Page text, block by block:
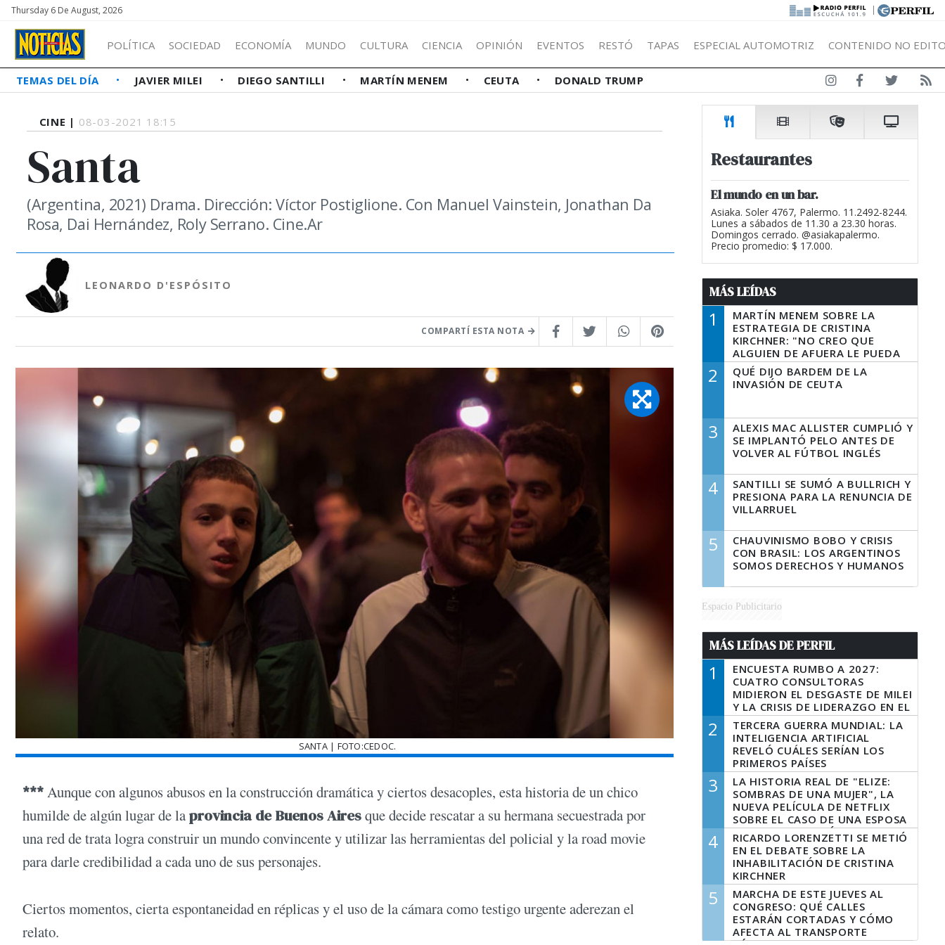
Thursday 6 De August, 2026 |
POLÍTICA SOCIEDAD ECONOMÍA MUNDO CULTURA CIENCIA OPINIÓN EVENTOS RESTÓ TAPAS ESPECIAL AUTOMOTRIZ CONTENIDO NO
TEMAS DEL DÍA JAVIER MILEI DIEGO SANTILLI MARTÍN MENEM CEUTA DONALD TRUMP
CINE | 08-03-2021 18:15
Santa
(Argentina, 2021) Drama. Dirección: Víctor Postiglione. Con Manuel Vainstein, Jonathan Da
Rosa, Dai Hernández, Roly Serrano. Cine.Ar
LEONARDO D'ESPÓSITO
COMPARTÍ ESTA NOTA
SANTA | FOTO:CEDOC.
***Aunque con algunos abusos en la construcción dramática y ciertos desacoples, esta historia de un chico
humilde de algún lugar de laprovincia de Buenos Airesque decide rescatar a su hermana secuestrada por
una red de trata logra construir un mundo convincente y utilizar las herramientas del policial y la road movie
para darle credibilidad a cada uno de sus personajes.
Ciertos momentos, cierta espontaneidad en réplicas y el uso de la cámara como testigo urgente aderezan el
relato.
Restaurantes
El mundo en un bar.
Asiaka. Soler 4767, Palermo. 11.2492-8244.
Lunes a sábados de 11.30 a 23.30 horas.
Domingos cerrado. @asiakapalermo.
Precio promedio: $ 17.000.
MÁS LEÍDAS
1
MARTÍN MENEM SOBRE LA
ESTRATEGIA DE CRISTINA
KIRCHNER: "NO CREO QUE
ALGUIEN DE AFUERA LE PUEDA
DECIR A LA JUSTICIA LO QUE
TIENE QUE HACER"
2
QUÉ DIJO BARDEM DE LA
INVASIÓN DE CEUTA
3
ALEXIS MAC ALLISTER CUMPLIÓ Y
SE IMPLANTÓ PELO ANTES DE
VOLVER AL FÚTBOL INGLÉS
4
SANTILLI SE SUMÓ A BULLRICH Y
PRESIONA PARA LA RENUNCIA DE
VILLARRUEL
5
CHAUVINISMO BOBO Y CRISIS
CON BRASIL: LOS ARGENTINOS
SOMOS DERECHOS Y HUMANOS
Espacio Publicitario
MÁS LEÍDAS DE PERFIL
1
ENCUESTA RUMBO A 2027:
CUATRO CONSULTORAS
MIDIERON EL DESGASTE DE MILEI
Y LA CRISIS DE LIDERAZGO EN EL
PERONISMO
2
TERCERA GUERRA MUNDIAL: LA
INTELIGENCIA ARTIFICIAL
REVELÓ CUÁLES SERÍAN LOS
PRIMEROS PAÍSES
LATINOAMERICANOS EN SER
DERROTADOS
3
LA HISTORIA REAL DE "ELIZE:
SOMBRAS DE UNA MUJER", LA
NUEVA PELÍCULA DE NETFLIX
SOBRE EL CASO DE UNA ESPOSA
QUE DESCUARTIZÓ A SU
MARIDO
4
RICARDO LORENZETTI SE METIÓ
EN EL DEBATE SOBRE LA
INHABILITACIÓN DE CRISTINA
KIRCHNER
5
MARCHA DE ESTE JUEVES AL
CONGRESO: QUÉ CALLES
ESTARÁN CORTADAS Y CÓMO
AFECTA AL TRANSPORTE